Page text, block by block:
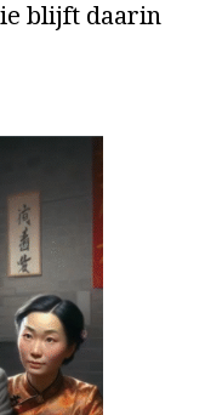
blijft daarin